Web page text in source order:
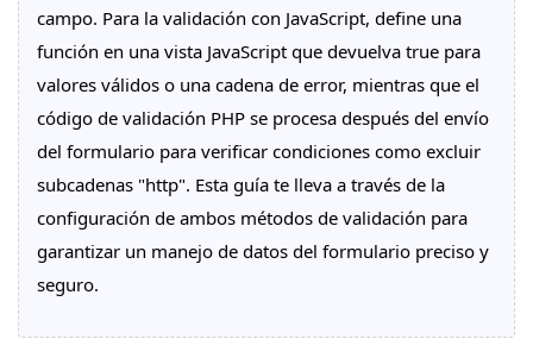
campo. Para la validación con JavaScript, define una
función en una vista JavaScript que devuelva true para
valores válidos o una cadena de error, mientras que el
código de validación PHP se procesa después del envío
del formulario para verificar condiciones como excluir
subcadenas "http". Esta guía te lleva a través de la
configuración de ambos métodos de validación para
garantizar un manejo de datos del formulario preciso y
seguro.